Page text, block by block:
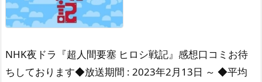
NHK夜ドラ『超人間要塞 ヒロシ戦記』感想口コミお待
ちしております◆放送期間 : 2023年2月13日 ～ ◆平均